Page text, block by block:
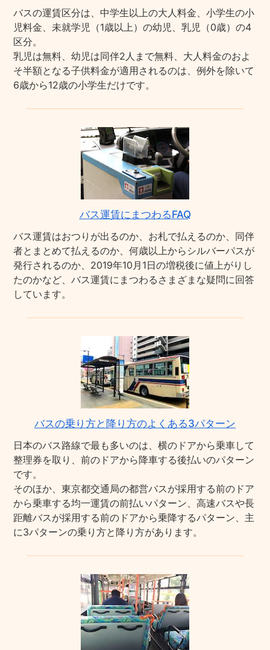
バスの運賃区分は、中学生以上の大人料金、小学生の小
児料金、未就学児（1歳以上）の幼児、乳児（0歳）の4
区分。
乳児は無料、幼児は同伴2人まで無料、大人料金のおよ
そ半額となる子供料金が適用されるのは、例外を除いて
6歳から12歳の小学生だけです。
バス運賃にまつわるFAQ
バス運賃はおつりが出るのか、お札で払えるのか、同伴
者とまとめて払えるのか、何歳以上からシルバーパスが
発行されるのか、2019年10月1日の増税後に値上がりし
たのかなど、バス運賃にまつわるさまざまな疑問に回答
しています。
バスの乗り方と降り方のよくある3パターン
日本のバス路線で最も多いのは、横のドアから乗車して
整理券を取り、前のドアから降車する後払いのパターン
です。
そのほか、東京都交通局の都営バスが採用する前のドア
から乗車する均一運賃の前払いパターン、高速バスや長
距離バスが採用する前のドアから乗降するパターン、主
に3パターンの乗り方と降り方があります。